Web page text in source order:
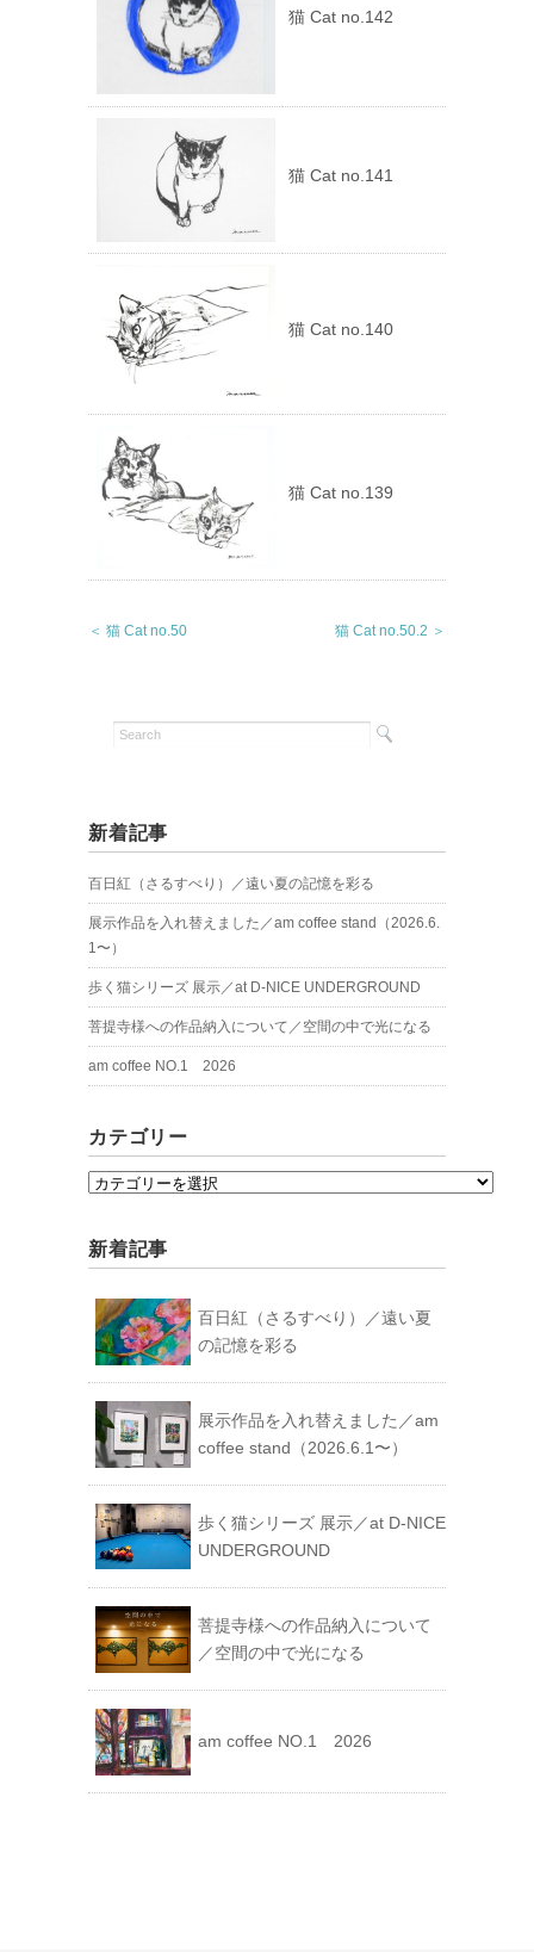
猫 Cat no.142
猫 Cat no.141
猫 Cat no.140
猫 Cat no.139
＜ 猫 Cat no.50 猫 Cat no.50.2 ＞
新着記事
百日紅（さるすべり）／遠い夏の記憶を彩る
展示作品を入れ替えました／am coffee stand（2026.6.
1〜）
歩く猫シリーズ 展示／at D-NICE UNDERGROUND
菩提寺様への作品納入について／空間の中で光になる
am coffee NO.1 2026
カテゴリー
カ
ゴ
リ
ー
新着記事
百日紅（さるすべり）／遠い夏
の記憶を彩る
展示作品を入れ替えました／am
coffee stand（2026.6.1〜）
歩く猫シリーズ 展示／at D-NICE
UNDERGROUND
菩提寺様への作品納入について
／空間の中で光になる
am coffee NO.1 2026